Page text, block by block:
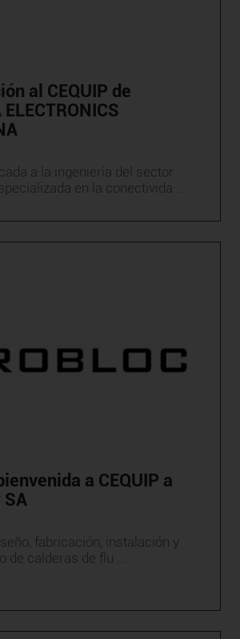
al CEQUIP de
a la ingeniería del sector
en la conectivida ...
a CEQUIP a
SA
fabricación, instalación y
de calderas de flu ...